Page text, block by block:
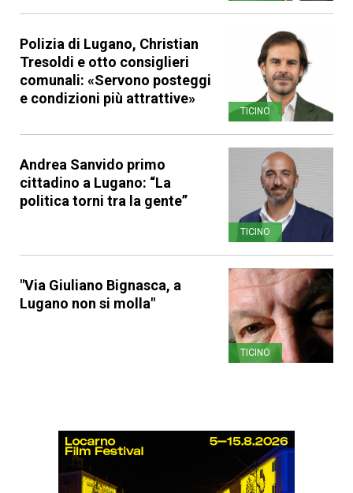
Polizia di Lugano, Christian
Tresoldi e otto consiglieri
comunali: «Servono posteggi
e condizioni più attrattive»
TICINO
Andrea Sanvido primo
cittadino a Lugano: “La
politica torni tra la gente”
TICINO
"Via Giuliano Bignasca, a
Lugano non si molla"
TICINO